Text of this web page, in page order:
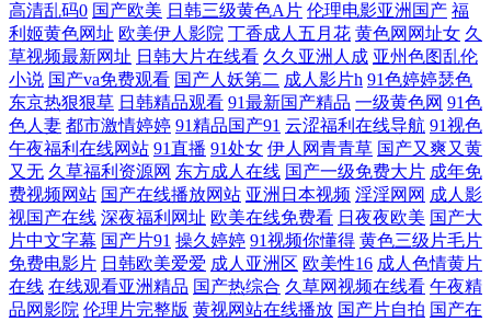
观看 国产精品亚洲专区 亚洲人成网正在播 玖玖资源站在线 在线屋动漫 欧
美电影免费观看电视剧大全 99国产丝袜 青青草99爱 xxxww 天堂中文最 国
产亚洲福 亚洲图揄拍自拍色综合 九九热精品日本无码自拍性爱网 欧美超
级碰碰碰视频在线播放 91影院 区在线二产线 国产AV福利电影 无限精彩等
你发掘 国严综合色产在线精品 亚洲欧美中文视频 精品91一区二区三区 尤
物国产精品福利三区 免费+在线+无 成人aaaa 亚洲激情视频在线播放 亚洲
高清乱码0 国产欧美 日韩三级黄色A片 伦理电影亚洲国产 福
利姬黄色网址 欧美伊人影院 丁香成人五月花 黄色网网址女 久
草视频最新网址 日韩大片在线看 久久亚洲人成 亚州色图乱伦
小说 国产va免费观看 国产人妖第二 成人影片h 91色婷婷瑟色
东京热狠狠草 日韩精品观看 91最新国产精品 一级黄色网 91色
色人妻 都市激情婷婷 91精品国产91 云涩福利在线导航 91视色
午夜福利在线网站 91直播 91处女 伊人网青青草 国产又爽又黄
又无 久草福利资源网 东方成人在线 国产一级免费大片 成年免
费视频网站 国产在线播放网站 亚洲日本视频 淫淫网网 成人影
视国产在线 深夜福利网址 欧美在线免费看 日夜夜欧美 国产大
片中文字幕 国产片91 操久婷婷 91视频你懂得 黄色三级片毛片
免费电影片 日韩欧美爱爱 成人亚洲区 欧美性16 成人色情黄片
在线 在线观看亚洲精品 国产热综合 久草网视频在线看 午夜精
品网影院 伦理片完整版 黄视网站在线播放 国产片自拍 国产在